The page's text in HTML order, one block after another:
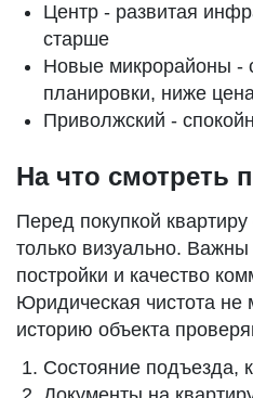
Центр - развитая
старше
Новые микрорайоны -
планировки, ниже
Приволжский -
На что смотреть
Перед покупкой
только визуально.
постройки и качество
Юридическая чистота не
историю объекта
Состояние подъезда,